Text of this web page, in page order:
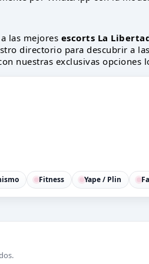
las mejores escorts La
directorio para descubrir a
nuestras exclusivas opciones
Fitness Yape / Plin